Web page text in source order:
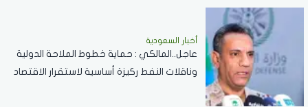
أخبار السعودية
عاجل..المالكي : حماية خطوط الملاحة الدولية
وناقلات النفط ركيزة أساسية لاستقرار الاقتصاد